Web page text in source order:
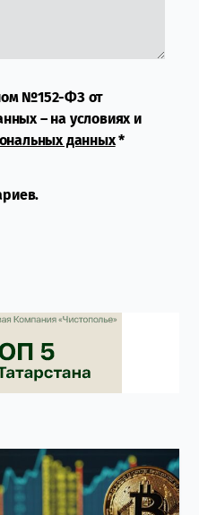
№152-ФЗ от
– на условиях и
данных*